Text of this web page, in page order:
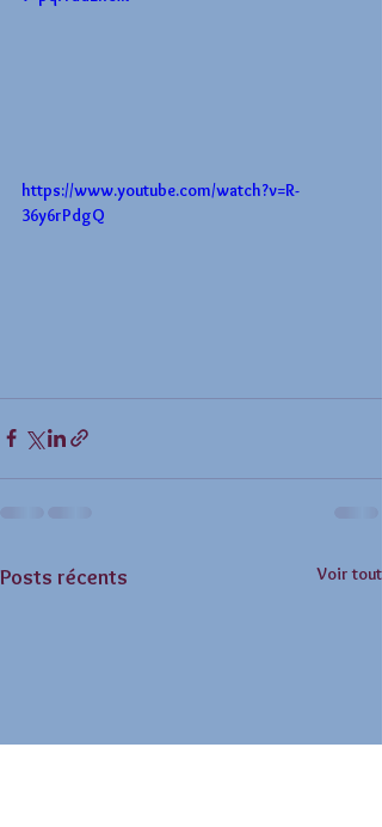
https://www.youtube.com/watch?v=R-
36y6rPdgQ
Posts récents Voir tout